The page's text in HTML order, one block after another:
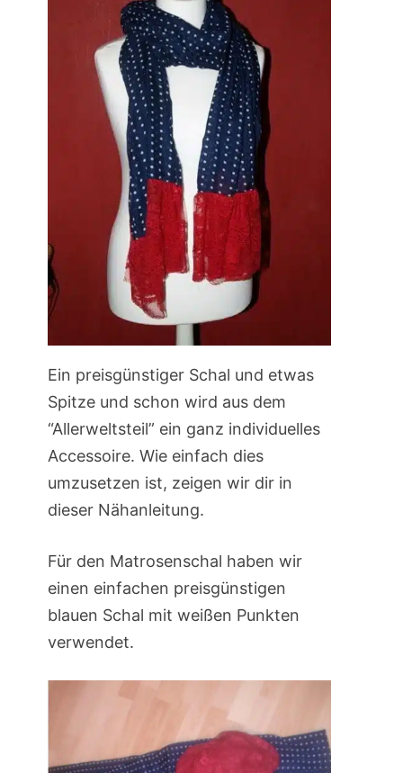
Ein preisgünstiger Schal und etwas
Spitze und schon wird aus dem
“Allerweltsteil” ein ganz individuelles
Accessoire. Wie einfach dies
umzusetzen ist, zeigen wir dir in
dieser Nähanleitung.
Für den Matrosenschal haben wir
einen einfachen preisgünstigen
blauen Schal mit weißen Punkten
verwendet.